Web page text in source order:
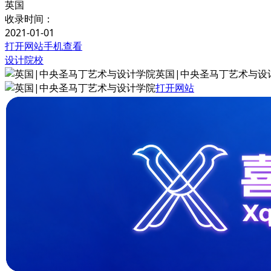
英国
收录时间：
2021-01-01
打开网站手机查看
设计院校
英国|中央圣马丁艺术与设
打开网站